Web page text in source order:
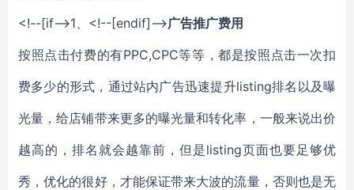
<!--[if-->1、 <!--[endif]-->广告推广费用
按照点击付费的有PPC,CPC等等，都是按照点击一次扣
费多少的形式，通过站内广告迅速提升listing排名以及曝
光量，给店铺带来更多的曝光量和转化率，一般来说出价
越高的，排名就会越靠前，但是listing页面也要足够优
秀，优化的很好，才能保证带来大波的流量，否则也是无